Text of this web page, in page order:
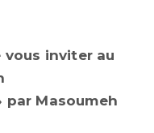
vous inviter au
par Masoumeh